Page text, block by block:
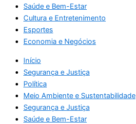
Saúde e Bem-Estar
Cultura e Entretenimento
Esportes
Economia e Negócios
Início
Segurança e Justiça
Política
Meio Ambiente e Sustentabilidade
Segurança e Justiça
Saúde e Bem-Estar